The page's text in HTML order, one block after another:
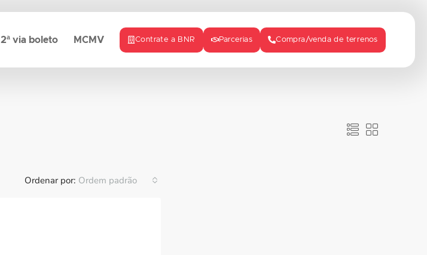
2ª via boleto MCMV Contrate a BNR Parcerias Compra/venda de terrenos
Ordenar por: Ordem padrão